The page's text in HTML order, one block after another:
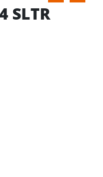
SLTR